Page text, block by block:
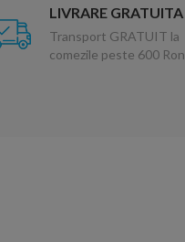
LIVRARE GRATUITA
Transport GRATUIT la
comezile peste 600 Ron